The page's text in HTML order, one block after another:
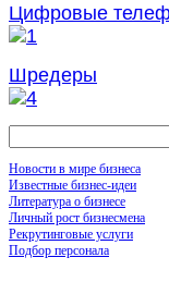
Цифровые
Шредеры
Новости в мире бизнеса
Известные бизнес-идеи
Литература о бизнесе
Личный рост бизнесмена
Рекрутинговые услуги
Подбор персонала